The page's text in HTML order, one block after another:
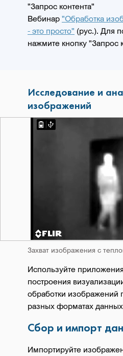
"Запрос контента"
Вебинар "Обработка
- это просто" (рус.). Для
нажмите кнопку "Запрос
Исследование и
изображений
Захват изображения с
Используйте
построения
обработки изображений
разных форматах
Сбор и импорт
Импортируйте